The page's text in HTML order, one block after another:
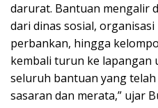
darurat. Bantuan mengalir
dari dinas sosial,
perbankan, hingga
kembali turun ke
seluruh bantuan yang
sasaran dan merata,” ujar